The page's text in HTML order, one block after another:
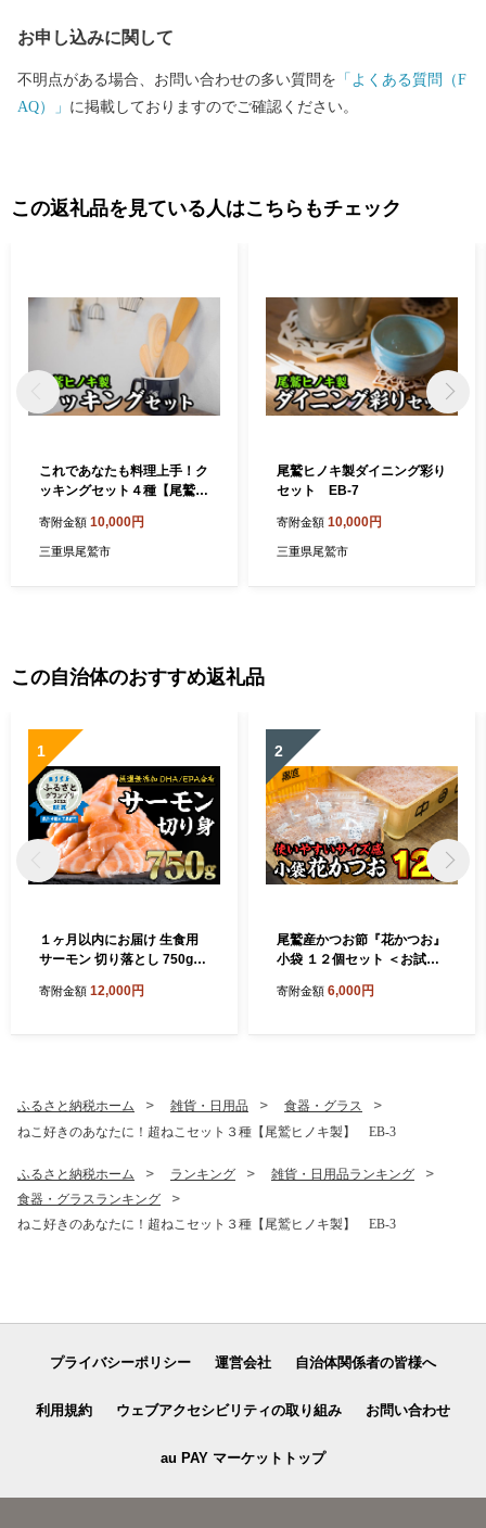
お申し込みに関して
不明点がある場合、お問い合わせの多い質問を 「よくある質問（F
AQ）」 に掲載しておりますのでご確認ください。
この返礼品を見ている人はこちらもチェック
これであなたも料理上手！ク
ッキングセット４種【尾鷲ヒ
寄附金額 10,000円
三重県尾鷲市
尾鷲ヒノキ製ダイニング彩り
セット EB-7
寄附金額 10,000円
三重県尾鷲市
この自治体のおすすめ返礼品
1
１ヶ月以内にお届け 生食用
サーモン 切り落とし 750g
サーモン アトランティック
満足 美味しい 贈答 生食用 刺
身 お刺身 刺し身 魚介類 海鮮
冷凍 厚切り 薄切り ふるさと
県 尾鷲市 OB-21
寄附金額 12,000円
2
尾鷲産かつお節『花かつお』
小袋 １２個セット ＜お試し
節 パック 削り節 鰹節 鰹 か
寄附金額 6,000円
ふるさと納税ホーム 雑貨・日用品
食器・グラス
ねこ好きのあなたに！超ねこセット３種【尾鷲ヒノキ製】 EB-3
ふるさと納税ホーム ランキング
雑貨・日用品ランキング
食器・グラスランキング
ねこ好きのあなたに！超ねこセット３種【尾鷲ヒノキ製】 EB-3
プライバシーポリシー 運営会社 自治体関係者の皆様へ
利用規約 ウェブアクセシビリティの取り組み お問い合わせ
au PAY マーケットトップ